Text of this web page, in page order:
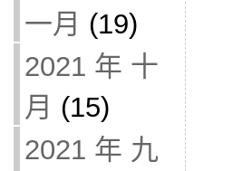
一月 (19)
2021 年 十
月 (15)
2021 年 九